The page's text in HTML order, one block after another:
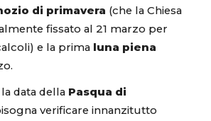
di primavera (che la Chiesa
fissato al 21 marzo per
e la prima luna piena
la data della Pasqua di
verificare innanzitutto